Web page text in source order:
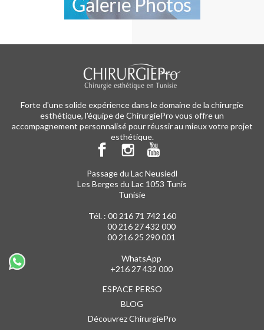
Forte d'une solide expérience dans le domaine de la chirurgie
esthétique, l'équipe de ChirurgiePro vous offre un
accompagnement personnalisé pour réussir au mieux votre projet
esthétique.
Passage du Lac Neusiedl
Les Berges du Lac 1053 Tunis
Tunisie
Tél. : 00 216 71 742 160
00 216 27 432 000
00 216 25 290 001
WhatsApp
+216 27 432 000
ESPACE PERSO
BLOG
Découvrez ChirurgiePro